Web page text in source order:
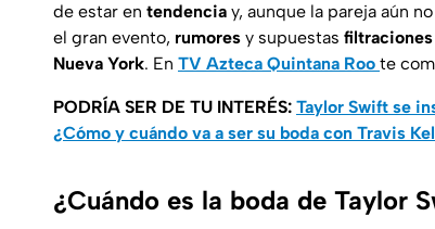
de estar en tendencia y, aunque la pareja aún
el gran evento, rumores y supuestas filtraciones
Nueva York. En TV Azteca Quintana Roo te
PODRÍA SER DE TU INTERÉS: Taylor Swift se
¿Cómo y cuándo va a ser su boda con Travis
¿Cuándo es la boda de Taylor